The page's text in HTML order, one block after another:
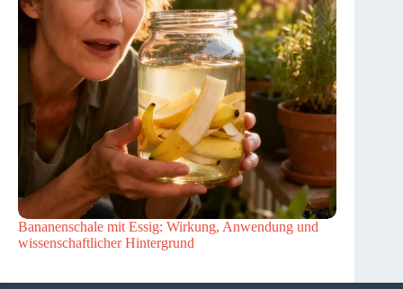
Bananenschale mit Essig: Wirkung, Anwendung und
wissenschaftlicher Hintergrund